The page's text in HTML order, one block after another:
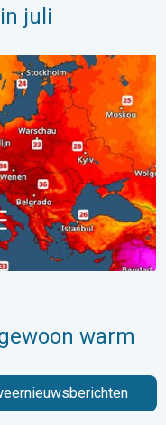
juli
Tot 30 graden. . .
warm